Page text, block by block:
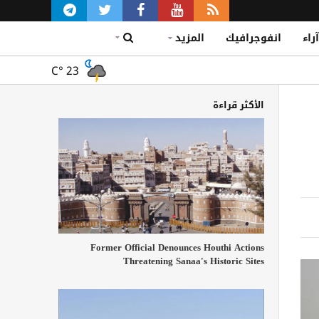
آراء انفوجرافيك المزيد
C° 23
الأكثر قراءة
Former Official Denounces Houthi Actions
Threatening Sanaa's Historic Sites